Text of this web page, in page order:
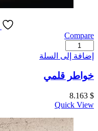
Compare
كمية
خواطر
إضافة إلى السلة
خواطر قلمي
8.163 $
Quick View